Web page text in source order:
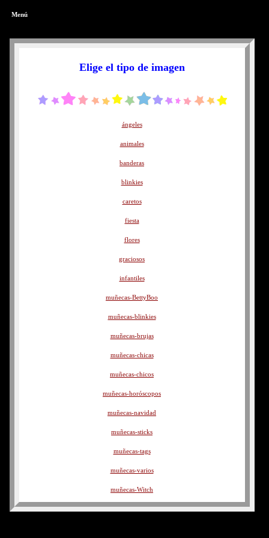
Menú
Elige el tipo de imagen
ángeles
animales
banderas
blinkies
caretos
fiesta
flores
graciosos
infantiles
muñecas-BettyBoo
muñecas-blinkies
muñecas-brujas
muñecas-chicas
muñecas-chicos
muñecas-horóscopos
muñecas-navidad
muñecas-sticks
muñecas-tags
muñecas-varios
muñecas-Witch
navidad